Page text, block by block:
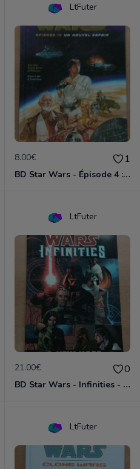
LtFuter
8.00€ 1
BD Star Wars - Épisode 4 : Un nouvel espoir
LtFuter
21.00€ 0
BD Star Wars - Infinities - A New Hope (VO)
LtFuter